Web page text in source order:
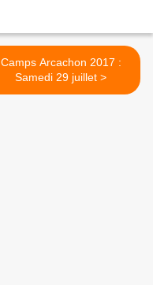
Camps Arcachon 2017 :
Samedi 29 juillet >